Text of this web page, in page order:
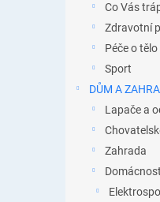
Co Vás
Zdravotní
Péče o tělo
Sport
DŮM A
Lapače a
Zahrada
Domácnost